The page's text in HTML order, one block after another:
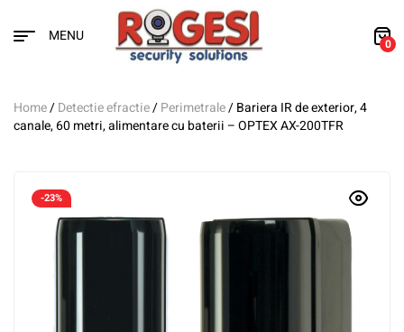
MENU 0
Home/Detectie efractie/Perimetrale/ Bariera IR de exterior, 4
canale, 60 metri, alimentare cu baterii – OPTEX AX-200TFR
-23%